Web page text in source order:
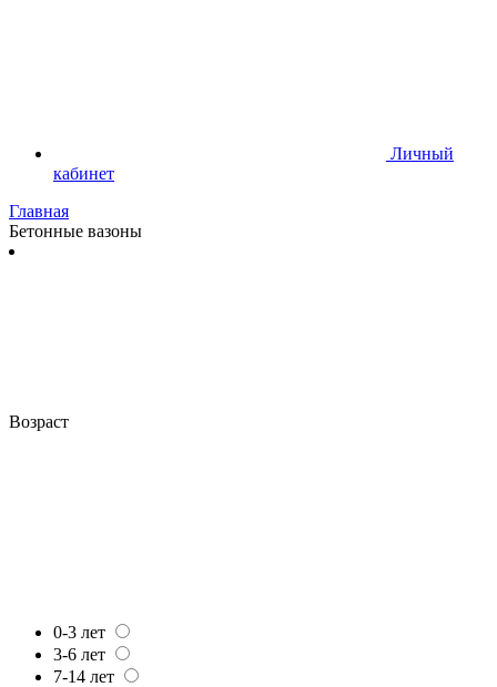
Личный
кабинет
Главная
Бетонные вазоны
Возраст
0-3 лет
3-6 лет
7-14 лет